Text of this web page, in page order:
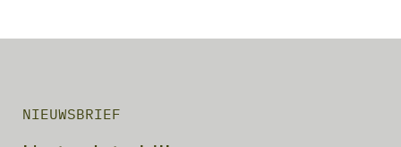
NIEUWSBRIEF